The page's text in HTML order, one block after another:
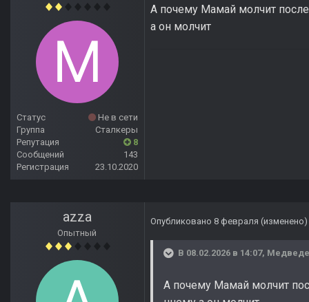
Статус
Не в сети
Группа
Сталкеры
Репутация
8
Сообщений
143
Регистрация
23.10.2020
А почему Мамай молчит
а он молчит
azza
Опытный
Опубликовано 8 февраля (изменено)
В 08.02.2026 в 14:07,
А почему Мамай молчит